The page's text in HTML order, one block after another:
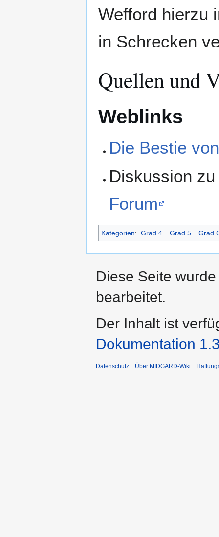
Wefford hierzu
in Schrecken
Quellen und
Weblinks
Die Bestie
Diskussion
Forum
Kategorien: Grad 4 Grad 5 Grad
Diese Seite
bearbeitet.
Der Inhalt ist
Dokumentation
Datenschutz Über MIDGARD-Wiki